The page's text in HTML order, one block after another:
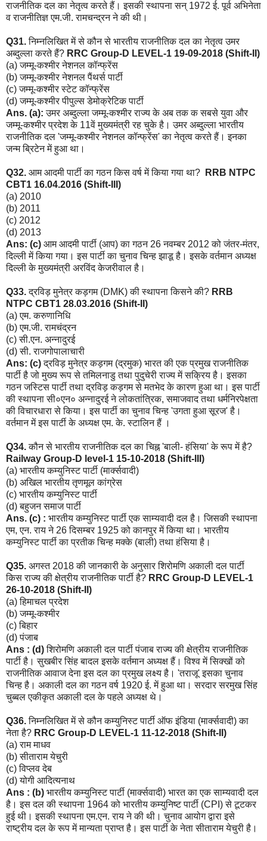
राजनीतिक दल का नेतृत्व करते हैं। इसकी स्थापना सन् 1972 ई. पूर्व अभिनेता
व राजनीतिज्ञ एम.जी. रामचन्द्रन ने की थी।
Q31.निम्नलिखित में से कौन से भारतीय राजनीतिक दल का नेतृत्व उमर
अब्दुल्ला करते हैं? RRC Group-D LEVEL-1 19-09-2018 (Shift-II)
(a) जम्मू-कश्मीर नेशनल कॉन्फ्रेंस
(b) जम्मू-कश्मीर नेशनल पैंथर्स पार्टी
(c) जम्मू-कश्मीर स्टेट कॉन्फ्रेंस
(d) जम्मू-कश्मीर पीपुल्स डेमोक्रेटिक पार्टी
Ans. (a): उमर अब्दुल्ला जम्मू-कश्मीर राज्य के अब तक क सबसे युवा और
जम्मू-कश्मीर प्रदेश के 11वें मुख्यमंत्री रह चुके है। उमर अब्दुल्ला भारतीय
राजनीतिक दल 'जम्मू-कश्मीर नेशनल कॉन्फ्रेंस' का नेतृत्व करते हैं। इनका
जन्म ब्रिटेन में हुआ था।
Q32. आम आदमी पार्टी का गठन किस वर्ष में किया गया था?
RRB NTPC
CBT1 16.04.2016 (Shift-III)
(a) 2010
(b) 2011
(c) 2012
(d) 2013
Ans: (c) आम आदमी पार्टी (आप) का गठन 26 नवम्बर 2012 को जंतर-मंतर,
दिल्ली में किया गया। इस पार्टी का चुनाव चिन्ह झाडू है। इसके वर्तमान अध्यक्ष
दिल्ली के मुख्यमंत्री अरविंद केजरीवाल है।
Q33.द्रविड़ मुनेत्र कड़गम (DMK) की स्थापना किसने की? RRB
NTPC CBT1 28.03.2016 (Shift-II)
(a) एम. करुणानिधि
(b) एम.जी. रामचंद्रन
(c) सी.एन. अन्नादुरई
(d) सी. राजगोपालाचारी
Ans: (c)द्रविड़ मुनेत्र कड़गम (द्रमुक) भारत की एक प्रमुख राजनीतिक
पार्टी है जो मुख्य रूप से तमिलनाडु तथा पुदुचेरी राज्य में सक्रिय है। इसका
गठन जस्टिस पार्टी तथा द्रविड़ कड़गम से मतभेद के कारण हुआ था। इस पार्टी
की स्थापना सी०एन० अन्नादुरई ने लोकतांत्रिक, समाजवाद तथा धर्मनिरपेक्षता
की विचारधारा से किया। इस पार्टी का चुनाव चिन्ह 'उगता हुआ सूरज' है।
वर्तमान में इस पार्टी के अध्यक्ष एम. के. स्टालिन हैं ।
Q34.कौन से भारतीय राजनीतिक दल का चिह्न 'बाली- हंसिया' के रूप में है?
Railway Group-D level-1 15-10-2018 (Shift-III)
(a) भारतीय कम्युनिस्ट पार्टी (मार्क्सवादी)
(b) अखिल भारतीय तृणमूल कांग्रेस
(c) भारतीय कम्युनिस्ट पार्टी
(d) बहुजन समाज पार्टी
Ans. (c) : भारतीय कम्युनिस्ट पार्टी एक साम्यवादी दल है। जिसकी स्थापना
एम, एन. राय ने 26 दिसम्बर 1925 को कानपुर में किया था। भारतीय
कम्युनिस्ट पार्टी का प्रतीक चिन्ह मक्के (बाली) तथा हंसिया है।
Q35. अगस्त 2018 की जानकारी के अनुसार शिरोमणि अकाली दल पार्टी
किस राज्य की क्षेत्रीय राजनीतिक पार्टी है? RRC Group-D LEVEL-1
26-10-2018 (Shift-II)
(a) हिमाचल प्रदेश
(b) जम्मू-कश्मीर
(c) बिहार
(d) पंजाब
Ans : (d)शिरोमणि अकाली दल पार्टी पंजाब राज्य की क्षेत्रीय राजनीतिक
पार्टी है। सुखबीर सिंह बादल इसके वर्तमान अध्यक्ष हैं। विश्व में सिक्खों को
राजनीतिक आवाज देना इस दल का प्रमुख लक्ष्य है। 'तराजू' इसका चुनाव
चिन्ह है। अकाली दल का गठन वर्ष 1920 ई. में हुआ था। सरदार सरमुख सिंह
चुब्बल एकीकृत अकाली दल के पहले अध्यक्ष थे।
Q36.निम्नलिखित में से कौन कम्युनिस्ट पार्टी ऑफ इंडिया (मार्क्सवादी) का
नेता है? RRC Group-D LEVEL-1 11-12-2018 (Shift-II)
(a) राम माधव
(b) सीताराम येचुरी
(c) विप्लव देब
(d) योगी आदित्यनाथ
Ans : (b) भारतीय कम्युनिस्ट पार्टी (मार्क्सवादी) भारत का एक साम्यवादी दल
है। इस दल की स्थापना 1964 को भारतीय कम्युनिष्ट पार्टी (CPI) से टूटकर
हुई थी। इसकी स्थापना एम.एन. राय ने की थी। चुनाव आयोग द्वारा इसे
राष्ट्रीय दल के रूप में मान्यता प्राप्त है। इस पार्टी के नेता सीताराम येचुरी है।